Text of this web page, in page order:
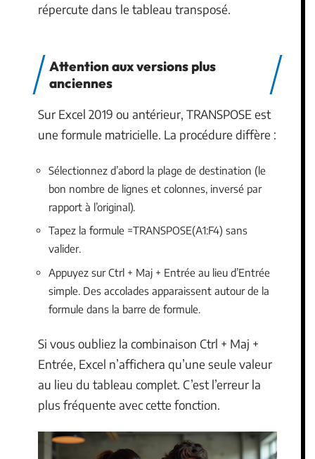
répercute dans le tableau transposé.
Attention aux versions plus
anciennes
Sur Excel 2019 ou antérieur, TRANSPOSE est
une formule matricielle. La procédure diffère :
Sélectionnez d’abord la plage de destination (le
bon nombre de lignes et colonnes, inversé par
rapport à l’original).
Tapez la formule =TRANSPOSE(A1:F4) sans
valider.
Appuyez sur Ctrl + Maj + Entrée au lieu d’Entrée
simple. Des accolades apparaissent autour de la
formule dans la barre de formule.
Si vous oubliez la combinaison Ctrl + Maj +
Entrée, Excel n’affichera qu’une seule valeur
au lieu du tableau complet. C’est l’erreur la
plus fréquente avec cette fonction.